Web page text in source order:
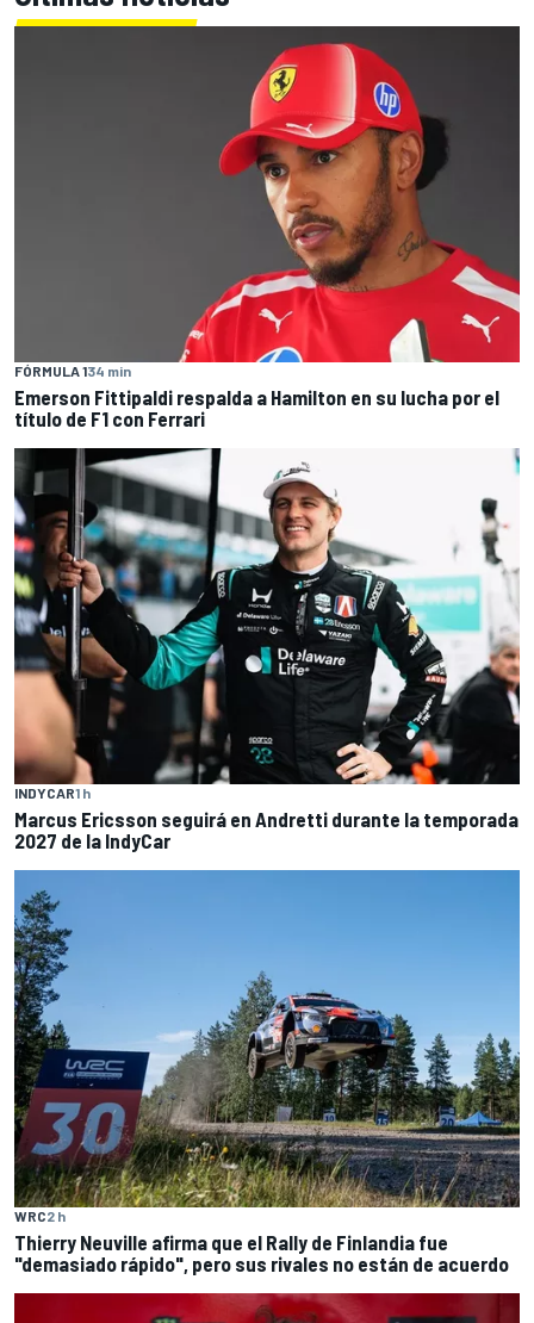
FÓRMULA 134 min
Emerson Fittipaldi respalda a Hamilton en su lucha por el
título de F1 con Ferrari
INDYCAR1 h
Marcus Ericsson seguirá en Andretti durante la temporada
2027 de la IndyCar
WRC2 h
Thierry Neuville afirma que el Rally de Finlandia fue
"demasiado rápido", pero sus rivales no están de acuerdo